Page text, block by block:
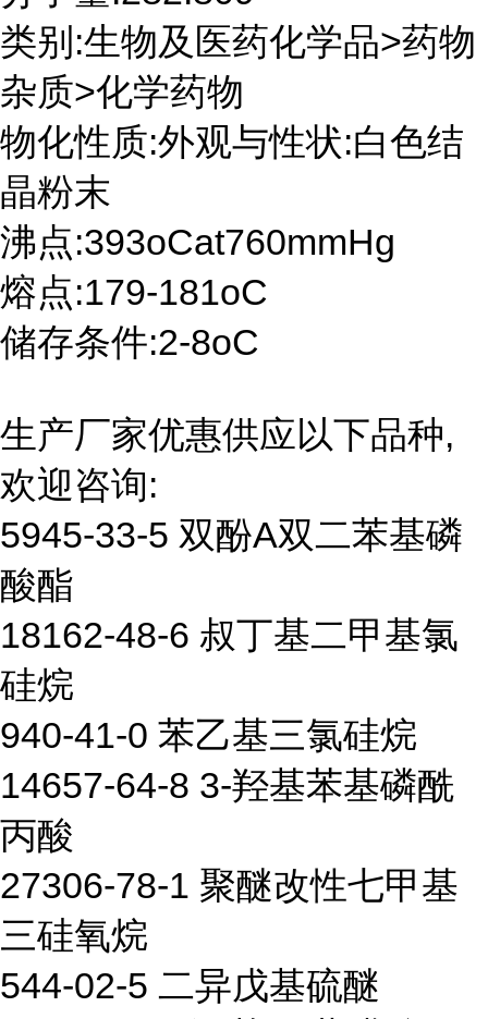
类别:生物及医药化学品>药物
杂质>化学药物
物化性质:外观与性状:白色结
晶粉末
沸点:393oCat760mmHg
熔点:179-181oC
储存条件:2-8oC
生产厂家优惠供应以下品种,
欢迎咨询:
5945-33-5 双酚A双二苯基磷
酸酯
18162-48-6 叔丁基二甲基氯
硅烷
940-41-0 苯乙基三氯硅烷
14657-64-8 3-羟基苯基磷酰
丙酸
27306-78-1 聚醚改性七甲基
三硅氧烷
544-02-5 二异戊基硫醚